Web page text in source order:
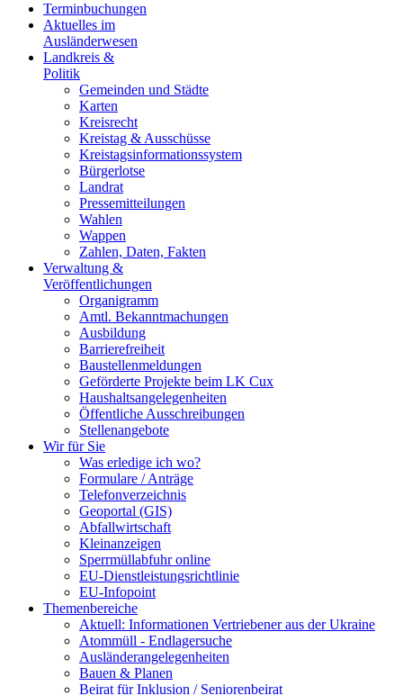
Terminbuchungen
Aktuelles im
Ausländerwesen
Landkreis &
Politik
Gemeinden und Städte
Karten
Kreisrecht
Kreistag & Ausschüsse
Kreistagsinformationssystem
Bürgerlotse
Landrat
Pressemitteilungen
Wahlen
Wappen
Zahlen, Daten, Fakten
Verwaltung &
Veröffentlichungen
Organigramm
Amtl. Bekanntmachungen
Ausbildung
Barrierefreiheit
Baustellenmeldungen
Geförderte Projekte beim LK Cux
Haushaltsangelegenheiten
Öffentliche Ausschreibungen
Stellenangebote
Wir für Sie
Was erledige ich wo?
Formulare / Anträge
Telefonverzeichnis
Geoportal (GIS)
Abfallwirtschaft
Kleinanzeigen
Sperrmüllabfuhr online
EU-Dienstleistungsrichtlinie
EU-Infopoint
Themenbereiche
Aktuell: Informationen Vertriebener aus der Ukraine
Atommüll - Endlagersuche
Ausländerangelegenheiten
Bauen & Planen
Beirat für Inklusion / Seniorenbeirat